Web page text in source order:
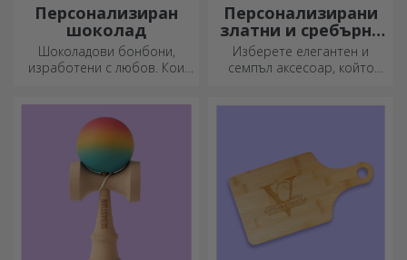
Персонализиран
шоколад
Шоколадови бонбони,
изработени с любов. Кои
Персонализирани
златни и сребърни
гривни
Изберете елегантен и
семпъл аксесоар, който